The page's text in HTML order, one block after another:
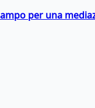
per una